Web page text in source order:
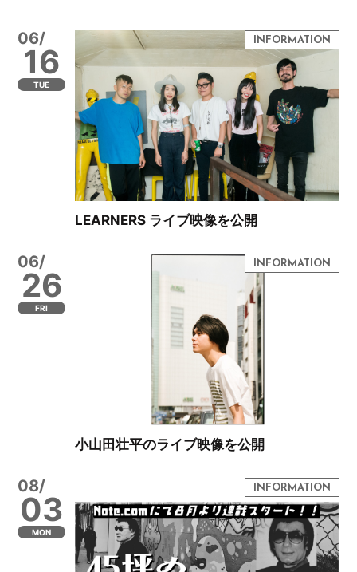
06/
16
TUE
LEARNERS ライブ映像を公開
06/
26
FRI
小山田壮平のライブ映像を公開
08/
03
MON